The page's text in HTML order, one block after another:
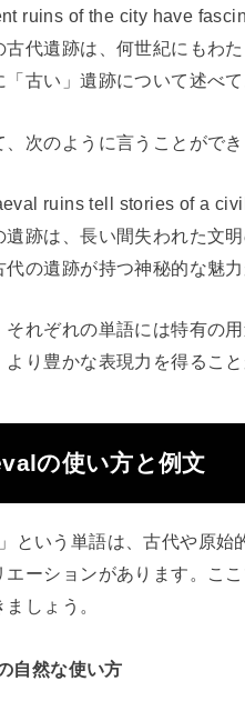
ruins of the city have
古代遺跡は、何世紀にもわ
「古い」遺跡について述べ
、次のように言うことができ
ruins tell stories of a
遺跡は、長い間失われた文
代の遺跡が持つ神秘的な魅
それぞれの単語には特有の
り豊かな表現力を得ること
の使い方と例文
という単語は、古代や原
エーションがあります。こ
しょう。
自然な使い方